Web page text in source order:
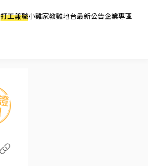
打工兼職小雞家教雞地台最新公告企業專區